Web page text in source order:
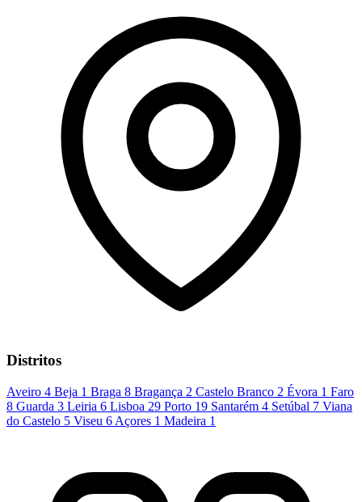
Distritos
Aveiro 4 Beja 1 Braga 8 Bragança 2 Castelo Branco 2 Évora 1 Faro
8 Guarda 3 Leiria 6 Lisboa 29 Porto 19 Santarém 4 Setúbal 7 Viana
do Castelo 5 Viseu 6 Açores 1 Madeira 1